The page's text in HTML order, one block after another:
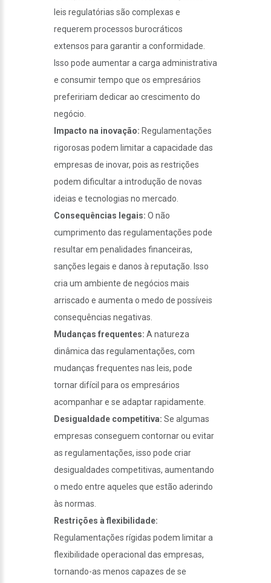
leis regulatórias são complexas e
requerem processos burocráticos
extensos para garantir a conformidade.
Isso pode aumentar a carga administrativa
e consumir tempo que os empresários
prefeririam dedicar ao crescimento do
negócio.
Impacto na inovação: Regulamentações
rigorosas podem limitar a capacidade das
empresas de inovar, pois as restrições
podem dificultar a introdução de novas
ideias e tecnologias no mercado.
Consequências legais: O não
cumprimento das regulamentações pode
resultar em penalidades financeiras,
sanções legais e danos à reputação. Isso
cria um ambiente de negócios mais
arriscado e aumenta o medo de possíveis
consequências negativas.
Mudanças frequentes: A natureza
dinâmica das regulamentações, com
mudanças frequentes nas leis, pode
tornar difícil para os empresários
acompanhar e se adaptar rapidamente.
Desigualdade competitiva: Se algumas
empresas conseguem contornar ou evitar
as regulamentações, isso pode criar
desigualdades competitivas, aumentando
o medo entre aqueles que estão aderindo
às normas.
Restrições à flexibilidade:
Regulamentações rígidas podem limitar a
flexibilidade operacional das empresas,
tornando-as menos capazes de se